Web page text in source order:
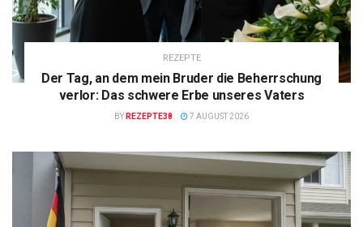
REZEPTE
Der Tag, an dem mein Bruder die Beherrschung
verlor: Das schwere Erbe unseres Vaters
BY REZEPTE38 7 AUGUST 2026